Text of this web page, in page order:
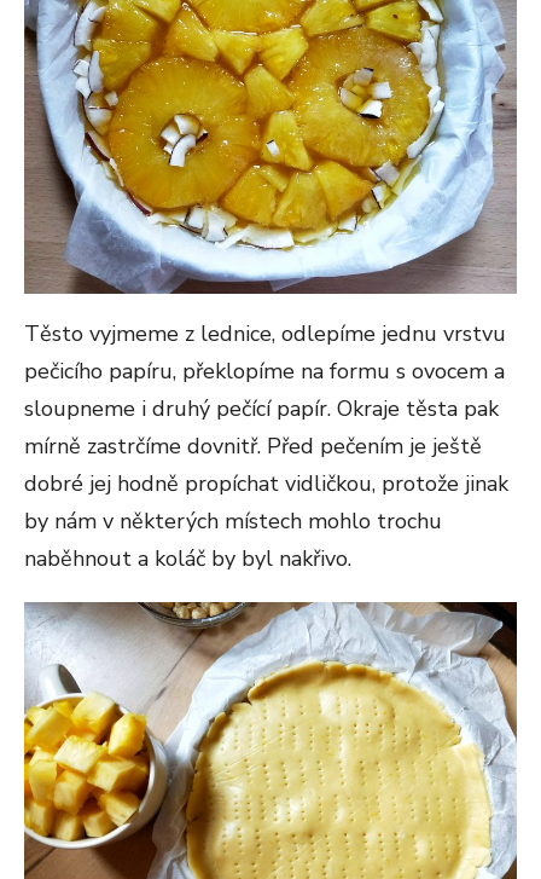
Těsto vyjmeme z lednice, odlepíme jednu vrstvu
pečicího papíru, překlopíme na formu s ovocem a
sloupneme i druhý pečící papír. Okraje těsta pak
mírně zastrčíme dovnitř. Před pečením je ještě
dobré jej hodně propíchat vidličkou, protože jinak
by nám v některých místech mohlo trochu
naběhnout a koláč by byl nakřivo.